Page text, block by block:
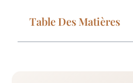
Table Des Matières